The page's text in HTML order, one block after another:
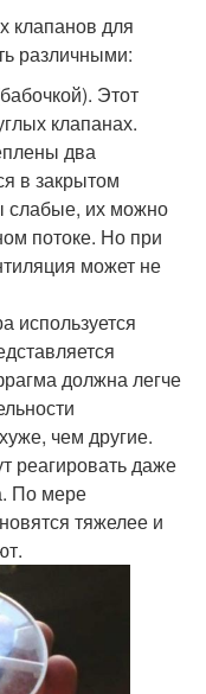
клапанов для
различными:
Этот
клапанах.
два
в закрытом
слабые, их можно
потоке. Но при
может не
используется
должна легче
чем другие.
реагировать даже
По мере
тяжелее и